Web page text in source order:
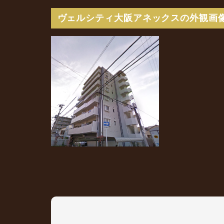
ヴェルシティ大阪アネックスの外観画